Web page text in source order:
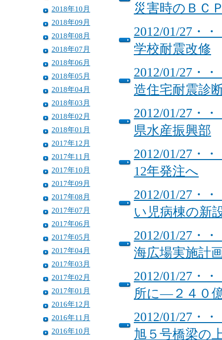
2018年10月
2018年09月
2018年08月
2018年07月
2018年06月
2018年05月
2018年04月
2018年03月
2018年02月
2018年01月
2017年12月
2017年11月
2017年10月
2017年09月
2017年08月
2017年07月
2017年06月
2017年05月
2017年04月
2017年03月
2017年02月
2017年01月
2016年12月
2016年11月
2016年10月
災害時のＢＣ
2012/01/27・
学校耐震改修
2012/01/27・
造住宅耐震診
2012/01/27・
県水産振興部
2012/01/27・
12年発注へ
2012/01/27・
い児病棟の新
2012/01/27・
海広場実施計
2012/01/27・
所に―２４０
2012/01/27・
旭５号橋梁の